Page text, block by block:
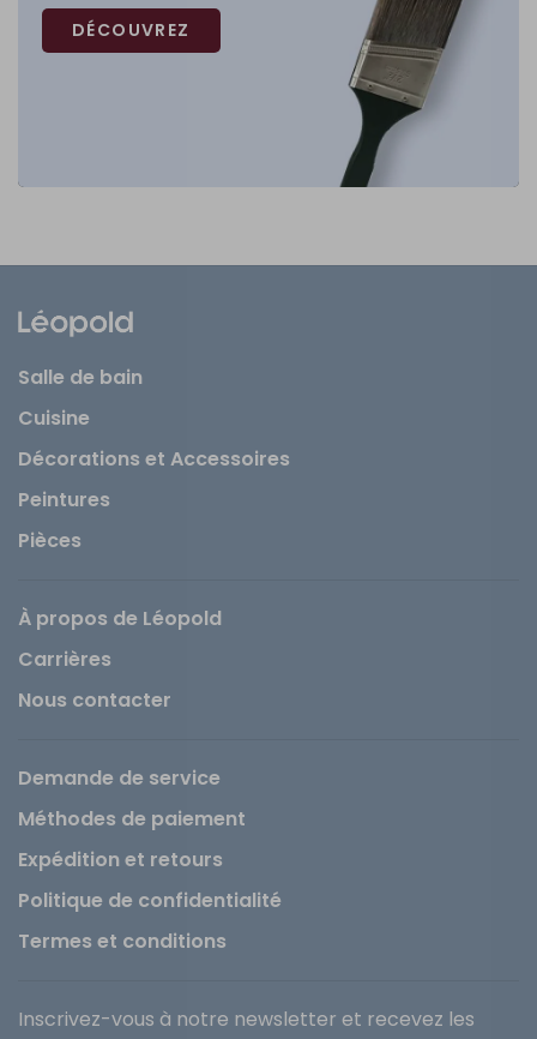
DÉCOUVREZ
Salle de bain
Cuisine
Décorations et Accessoires
Peintures
Pièces
À propos de Léopold
Carrières
Nous contacter
Demande de service
Méthodes de paiement
Expédition et retours
Politique de confidentialité
Termes et conditions
Inscrivez-vous à notre newsletter et recevez les